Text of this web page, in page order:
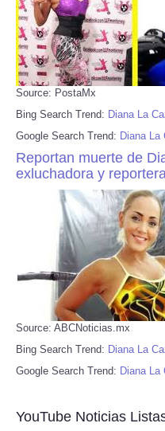
Source: PostaMx
Bing Search Trend: Diana La
Google Search Trend: Diana La
Reportan muerte de
exluchadora y
Source: ABCNoticias.mx
Bing Search Trend: Diana La
Google Search Trend: Diana La
YouTube Noticias